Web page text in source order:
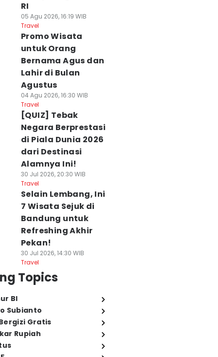
RI
05 Agu 2026, 16:19 WIB
Travel
Promo Wisata
untuk Orang
Bernama Agus dan
Lahir di Bulan
Agustus
04 Agu 2026, 16:30 WIB
Travel
[QUIZ] Tebak
Negara Berprestasi
di Piala Dunia 2026
dari Destinasi
Alamnya Ini!
30 Jul 2026, 20:30 WIB
Travel
Selain Lembang, Ini
7 Wisata Sejuk di
Bandung untuk
Refreshing Akhir
Pekan!
30 Jul 2026, 14:30 WIB
Travel
Topics
BI
Subianto
Gratis
Rupiah